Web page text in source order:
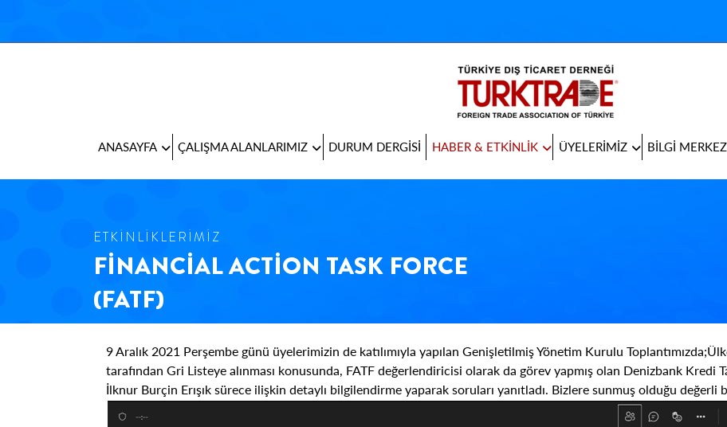
ANASAYFA ÇALIŞMA ALANLARIMIZ DURUM DERGİSİ HABER & ETKİNLİK ÜYELERİMİZ BİLGİ
ETKİNLİKLERİMİZ
FİNANCİAL ACTİON TASK FORCE
(FATF)
9 Aralık 2021 Perşembe günü üyelerimizin de katılımıyla yapılan Genişletilmiş Yönetim Kurulu
tarafından Gri Listeye alınması konusunda, FATF değerlendiricisi olarak da görev yapmış olan Denizbank Kredi
İlknur Burçin Erışık sürece ilişkin detaylı bilgilendirme yaparak soruları yanıtladı. Bizlere sunmuş olduğu